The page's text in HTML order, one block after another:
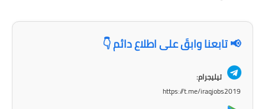
اخبار وقرارات وزارة التربية📢 تابعنا وابقَ على اطلاع دائم 👇
تيليجرام:
https://t.me/iraqjobs2019